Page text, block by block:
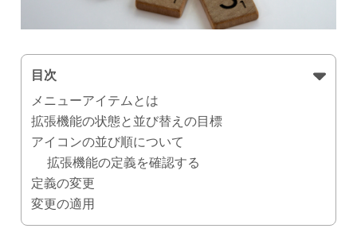
目次
メニューアイテムとは
拡張機能の状態と並び替えの目標
アイコンの並び順について
拡張機能の定義を確認する
定義の変更
変更の適用